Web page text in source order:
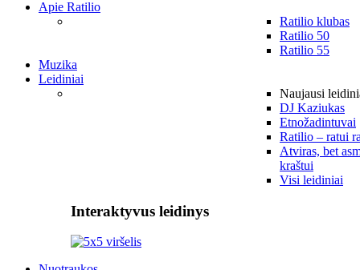
Apie Ratilio
Ratilio klubas
Ratilio 50
Ratilio 55
Muzika
Leidiniai
Naujausi
DJ Kaziukas
Etnožadintuvai
Ratilio – ratui
Atviras, bet
kraštui
Visi leidiniai
Interaktyvus leidinys